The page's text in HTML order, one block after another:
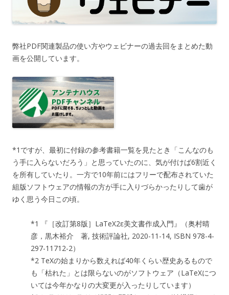
弊社PDF関連製品の使い方やウェビナーの過去回をまとめた動
画を公開しています。
*1ですが、最初に付録の参考書籍一覧を見たとき「こんなのも
う手に入らないだろう」と思っていたのに、気が付けば6割近く
を所有していたり。一方で10年前にはフリーで配布されていた
組版ソフトウェアの情報の方が手に入りづらかったりして歯が
ゆく思う今日この頃。
*1 『［改訂第8版］LaTeX2ε美文書作成入門』（奥村晴
彦，黒木裕介 著, 技術評論社, 2020-11-14, ISBN 978-4-
297-11712-2）
*2 TeXの始まりから数えれば40年くらい歴史あるもので
も「枯れた」とは限らないのがソフトウェア（LaTeXにつ
いては今年かなりの大変更が入ったりしています）